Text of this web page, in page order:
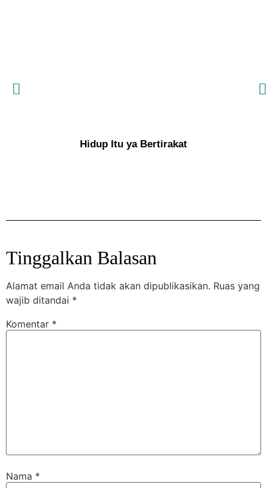
Hidup Itu ya Bertirakat
Tinggalkan Balasan
Alamat email Anda tidak akan dipublikasikan. Ruas yang
wajib ditandai *
Komentar *
Nama *